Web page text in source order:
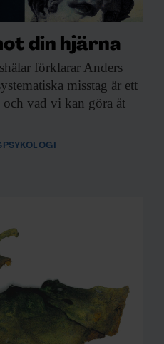
din hjärna
förklarar Anders
misstag är ett
vad vi kan göra åt